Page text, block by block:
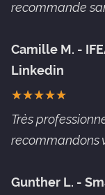
recommande
Camille M. -
Linkedin
★★★★★
★★★★★
Très
recommandons
Gunther L. -